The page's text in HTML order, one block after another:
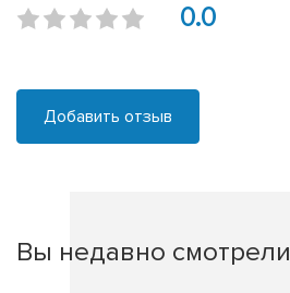
0.0
Добавить отзыв
Вы недавно смотрели